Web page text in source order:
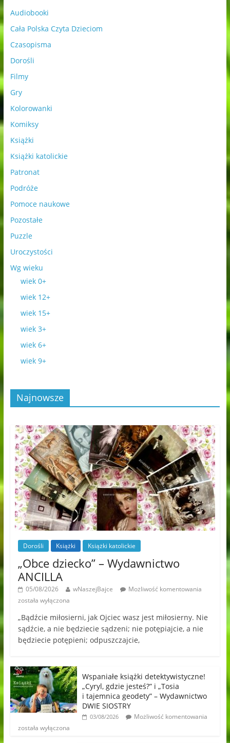
Audiobooki
Cała Polska Czyta Dzieciom
Czasopisma
Dorośli
Filmy
Gry
Kolorowanki
Komiksy
Książki
Książki katolickie
Patronat
Podróże
Pomoce naukowe
Pozostałe
Puzzle
Uroczystości
Wg wieku
wiek 0+
wiek 12+
wiek 15+
wiek 3+
wiek 6+
wiek 9+
Najnowsze
Dorośli Książki Książki katolickie
„Obce dziecko” – Wydawnictwo
ANCILLA
05/08/2026 wNaszejBajce
Możliwość komentowania
została wyłączona
„Bądźcie miłosierni, jak Ojciec wasz jest miłosierny. Nie
sądźcie, a nie będziecie sądzeni; nie potępiajcie, a nie
będziecie potępieni; odpuszczajcie,
Wspaniałe książki detektywistyczne!
„Cyryl, gdzie jesteś?” i „Tosia
i tajemnica geodety” – Wydawnictwo
DWIE SIOSTRY
03/08/2026
Możliwość komentowania
została wyłączona